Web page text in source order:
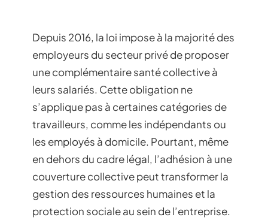
Depuis 2016, la loi impose à la majorité des
employeurs du secteur privé de proposer
une complémentaire santé collective à
leurs salariés. Cette obligation ne
s’applique pas à certaines catégories de
travailleurs, comme les indépendants ou
les employés à domicile. Pourtant, même
en dehors du cadre légal, l’adhésion à une
couverture collective peut transformer la
gestion des ressources humaines et la
protection sociale au sein de l’entreprise.